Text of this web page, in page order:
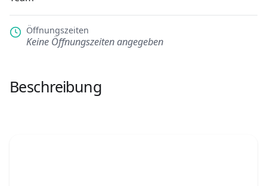
Öffnungszeiten
Keine Öffnungszeiten angegeben
Beschreibung